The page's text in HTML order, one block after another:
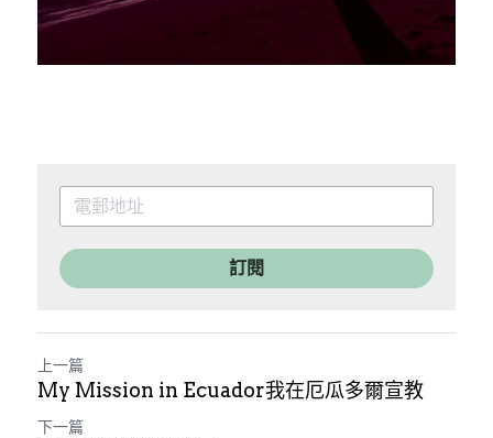
訂閱
上一篇
My Mission in Ecuador我在厄瓜多爾宣教
下一篇